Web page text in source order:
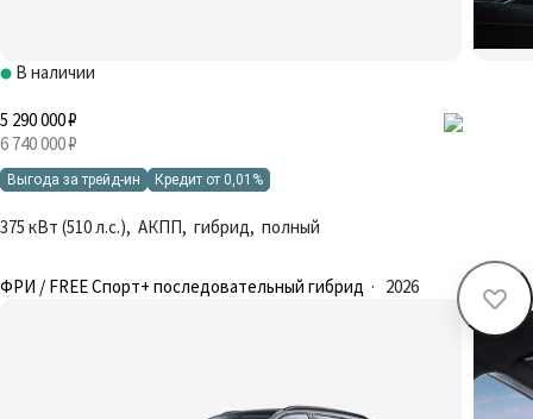
В наличии
5 290 000 ₽
6 740 000 ₽
Выгода за трейд-ин Кредит от 0,01%
375 кВт (510 л.с.), АКПП, гибрид, полный
ФРИ / FREE Спорт+ последовательный гибрид · 2026